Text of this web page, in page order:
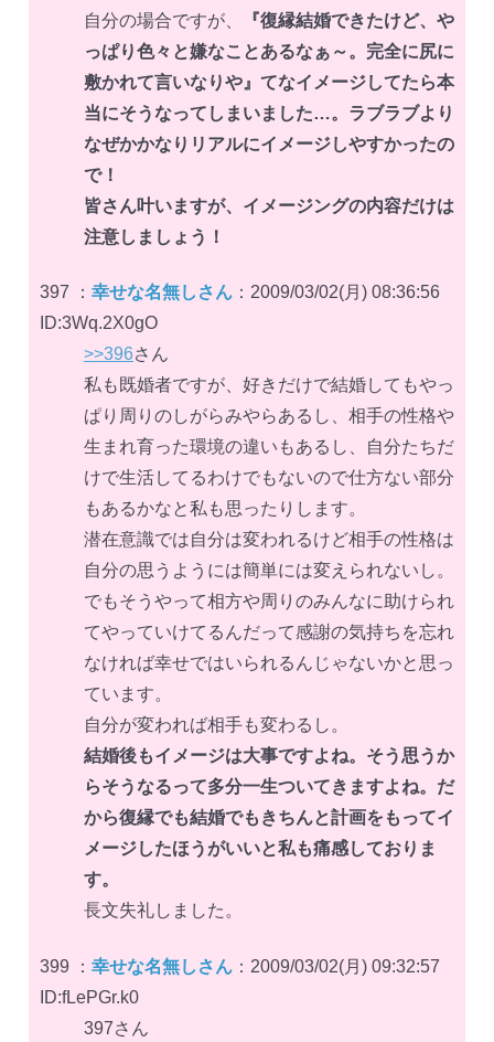
自分の場合ですが、
『復縁結婚できたけど、や
っぱり色々と嫌なことあるなぁ～。完全に尻に
敷かれて言いなりや』てなイメージしてたら本
当にそうなってしまいました…。ラブラブより
なぜかかなりリアルにイメージしやすかったの
で！
皆さん叶いますが、イメージングの内容だけは
注意しましょう！
397 ： 幸せな名無しさん ：2009/03/02(月) 08:36:56
ID:3Wq.2X0gO
>>396さん
私も既婚者ですが、好きだけで結婚してもやっ
ぱり周りのしがらみやらあるし、相手の性格や
生まれ育った環境の違いもあるし、自分たちだ
けで生活してるわけでもないので仕方ない部分
もあるかなと私も思ったりします。
潜在意識では自分は変われるけど相手の性格は
自分の思うようには簡単には変えられないし。
でもそうやって相方や周りのみんなに助けられ
てやっていけてるんだって感謝の気持ちを忘れ
なければ幸せではいられるんじゃないかと思っ
ています。
自分が変われば相手も変わるし。
結婚後もイメージは大事ですよね。そう思うか
らそうなるって多分一生ついてきますよね。だ
から復縁でも結婚でもきちんと計画をもってイ
メージしたほうがいいと私も痛感しておりま
す。
長文失礼しました。
399 ： 幸せな名無しさん ：2009/03/02(月) 09:32:57
ID:fLePGr.k0
397さん